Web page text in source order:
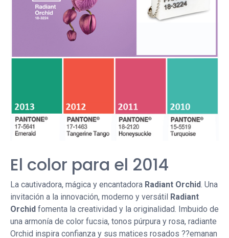
El color para el 2014
La cautivadora, mágica y encantadora Radiant Orchid. Una
invitación a la innovación, moderno y versátil Radiant
Orchid fomenta la creatividad y la originalidad. Imbuido de
una armonía de color fucsia, tonos púrpura y rosa, radiante
Orchid inspira confianza y sus matices rosados ??emanan